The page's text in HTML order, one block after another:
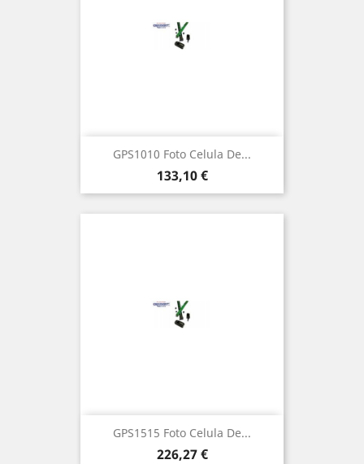
GPS1010 Foto Celula De...
Precio
133,10 €
GPS1515 Foto Celula De...
Precio
226,27 €